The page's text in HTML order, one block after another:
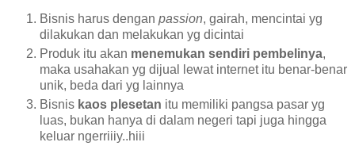
Bisnis harus dengan passion, gairah, mencintai yg
dilakukan dan melakukan yg dicintai
Produk itu akan menemukan sendiri pembelinya,
maka usahakan yg dijual lewat internet itu benar-benar
unik, beda dari yg lainnya
Bisnis kaos plesetan itu memiliki pangsa pasar yg
luas, bukan hanya di dalam negeri tapi juga hingga
keluar ngerriiiy..hiii